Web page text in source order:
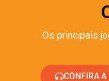
Os principais
CONFIRA A